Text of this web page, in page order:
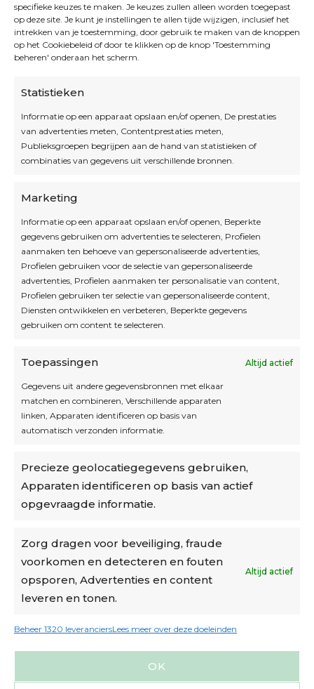
specifieke keuzes te maken. Je keuzes zullen alleen worden toegepast
op deze site. Je kunt je instellingen te allen tijde wijzigen, inclusief het
intrekken van je toestemming, door gebruik te maken van de knoppen
op het Cookiebeleid of door te klikken op de knop 'Toestemming
beheren' onderaan het scherm.
Statistieken
Informatie op een apparaat opslaan en/of openen, De prestaties
van advertenties meten, Contentprestaties meten,
Publieksgroepen begrijpen aan de hand van statistieken of
combinaties van gegevens uit verschillende bronnen.
Marketing
Informatie op een apparaat opslaan en/of openen, Beperkte
gegevens gebruiken om advertenties te selecteren, Profielen
aanmaken ten behoeve van gepersonaliseerde advertenties,
Profielen gebruiken voor de selectie van gepersonaliseerde
advertenties, Profielen aanmaken ter personalisatie van content,
Profielen gebruiken ter selectie van gepersonaliseerde content,
Diensten ontwikkelen en verbeteren, Beperkte gegevens
gebruiken om content te selecteren.
Toepassingen Altijd actief
Gegevens uit andere gegevensbronnen met elkaar
matchen en combineren, Verschillende apparaten
linken, Apparaten identificeren op basis van
automatisch verzonden informatie.
Precieze geolocatiegegevens gebruiken,
Apparaten identificeren op basis van actief
opgevraagde informatie.
Zorg dragen voor beveiliging, fraude
voorkomen en detecteren en fouten
opsporen, Advertenties en content
leveren en tonen.
Altijd actief
Beheer 1320 leveranciersLees meer over deze doeleinden
OK
Openingsuren
Blijf op de hoogte
Interesse in leuke kadotips of toffe acties?
Laat dan hier je mailadres achter.
Algemene voorwaarden
Cookiebeleid
Accountinstellingen
Verzending
€6,50-€7,50 via Bpost